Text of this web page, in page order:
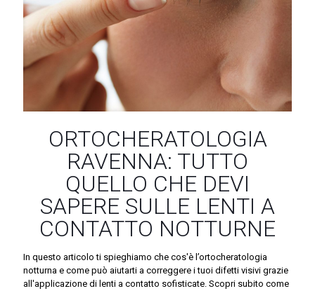
ORTOCHERATOLOGIA
RAVENNA: TUTTO
QUELLO CHE DEVI
SAPERE SULLE LENTI A
CONTATTO NOTTURNE
In questo articolo ti spieghiamo che cos'è l’ortocheratologia
notturna e come può aiutarti a correggere i tuoi difetti visivi grazie
all'applicazione di lenti a contatto sofisticate. Scopri subito come